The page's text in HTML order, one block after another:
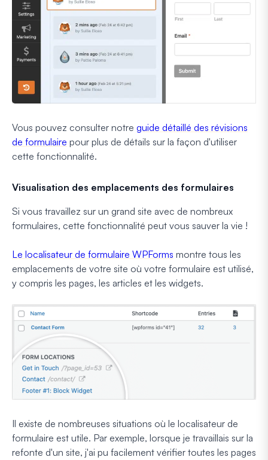
Vous pouvez consulter notre guide détaillé des révisions
de formulaire pour plus de détails sur la façon d'utiliser
cette fonctionnalité.
Visualisation des emplacements des formulaires
Si vous travaillez sur un grand site avec de nombreux
formulaires, cette fonctionnalité peut vous sauver la vie !
Le localisateur de formulaire WPForms montre tous les
emplacements de votre site où votre formulaire est utilisé,
y compris les pages, les articles et les widgets.
Il existe de nombreuses situations où le localisateur de
formulaire est utile. Par exemple, lorsque je travaillais sur la
refonte d'un site, j'ai pu facilement vérifier toutes les pages